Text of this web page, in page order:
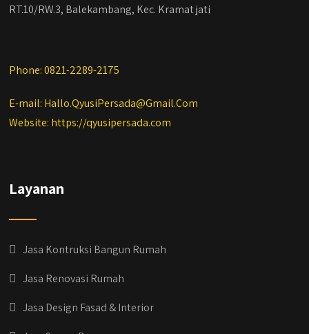
RT.10/RW.3, Balekambang, Kec. Kramat jati
Phone: 0821-2289-2175
E-mail: Hallo.QyusiPersada@Gmail.Com
Website: https://qyusipersada.com
Layanan
Jasa Kontruksi Bangun Rumah
Jasa Renovasi Rumah
Jasa Design Fasad & Interior